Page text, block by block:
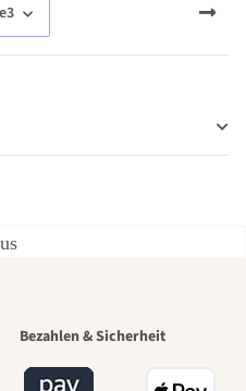
3
Bezahlen & Sicherheit